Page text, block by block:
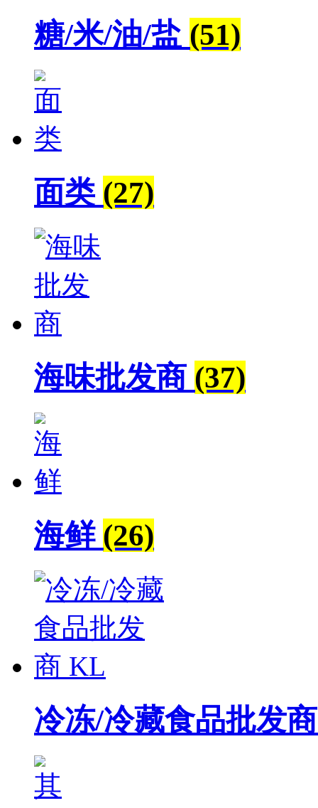
糖/米/油/盐 (51)
面类 (27)
海味批发商 (37)
海鲜 (26)
冷冻/冷藏食品批发